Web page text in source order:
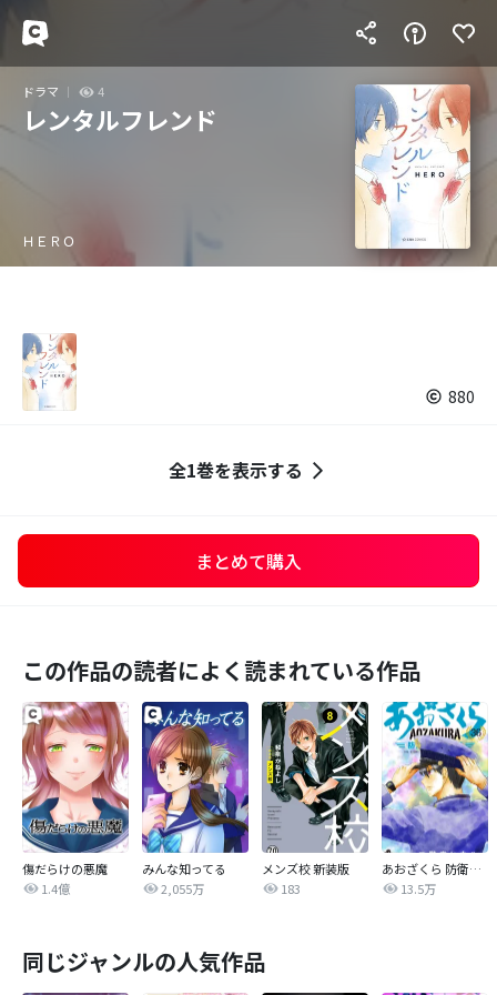
ドラマ 4
レンタルフレンド
ＨＥＲＯ
880
全1巻を表示する
まとめて購入
この作品の読者によく読まれている作品
傷だらけの悪魔
1.4億
みんな知ってる
2,055万
メンズ校 新装版
183
あおざくら 防衛大学校物語
13.5万
同じジャンルの人気作品